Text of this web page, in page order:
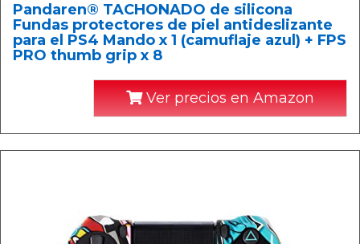
Pandaren® TACHONADO de silicona
Fundas protectores de piel antideslizante
para el PS4 Mando x 1 (camuflaje azul) + FPS
PRO thumb grip x 8
Ver precios en Amazon